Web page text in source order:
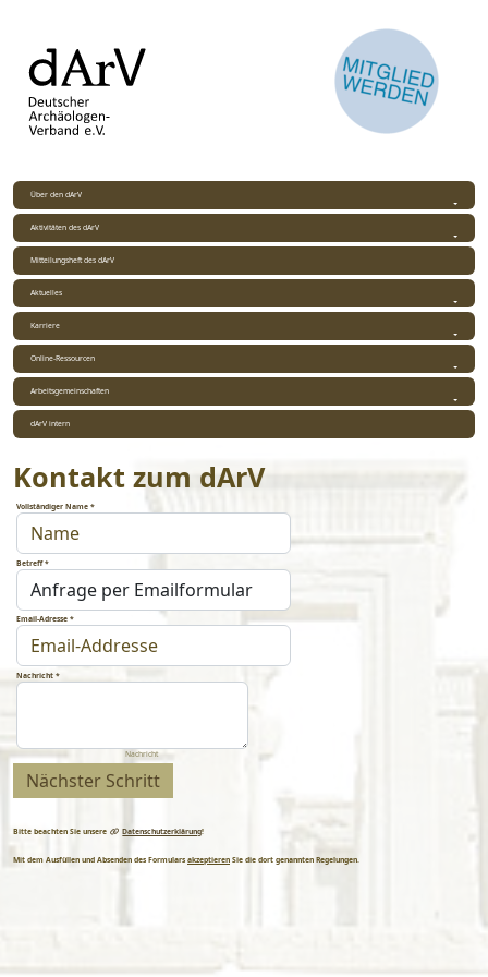
Über den dArV
Aktivitäten des dArV
Mitteilungsheft des dArV
Aktuelles
Karriere
Online-Ressourcen
Arbeitsgemeinschaften
dArV intern
Kontakt zum dArV
Vollständiger Name*
Betreff*
Email-Adresse*
Nachricht*
Nachricht
Nächster Schritt
Bitte beachten Sie unsere Datenschutzerklärung!
Mit dem Ausfüllen und Absenden des Formulars akzeptieren Sie die dort genannten Regelungen.